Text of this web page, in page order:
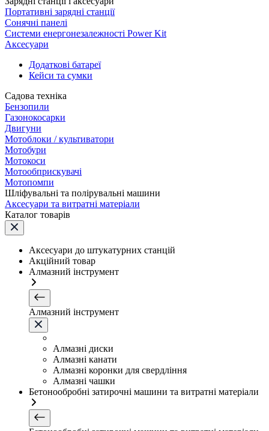
Портативні зарядні станції
Сонячні панелі
Системи енергонезалежності Power Kit
Аксесуари
Додаткові батареї
Кейси та сумки
Садова техніка
Бензопили
Газонокосарки
Двигуни
Мотоблоки / культиватори
Мотобури
Мотокоси
Мотообприскувачі
Мотопомпи
Шліфувальні та полірувальні машини
Аксесуари та витратні матеріали
Каталог товарів
Аксесуари до штукатурних станцій
Акційний товар
Алмазний інструмент
Алмазний інструмент
Алмазні диски
Алмазні канати
Алмазні коронки для свердління
Алмазні чашки
Бетонообробні затирочні машини та витратні матеріали